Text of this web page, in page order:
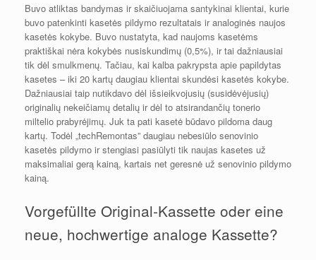
Buvo atliktas bandymas ir skaičiuojama santykinai klientai, kurie
buvo patenkinti kasetės pildymo rezultatais ir analoginės naujos
kasetės kokybe. Buvo nustatyta, kad naujoms kasetėms
praktiškai nėra kokybės nusiskundimų (0,5%), ir tai dažniausiai
tik dėl smulkmenų. Tačiau, kai kalba pakrypsta apie papildytas
kasetes – iki 20 kartų daugiau klientai skundėsi kasetės kokybe.
Dažniausiai taip nutikdavo dėl išsieikvojusių (susidėvėjusių)
originalių nekeičiamų detalių ir dėl to atsirandančių tonerio
miltelio prabyrėjimų. Juk ta pati kasetė būdavo pildoma daug
kartų. Todėl „techRemontas” daugiau nebesiūlo senovinio
kasetės pildymo ir stengiasi pasiūlyti tik naujas kasetes už
maksimaliai gerą kainą, kartais net geresnė už senovinio pildymo
kainą.
Vorgefüllte Original-Kassette oder eine
neue, hochwertige analoge Kassette?